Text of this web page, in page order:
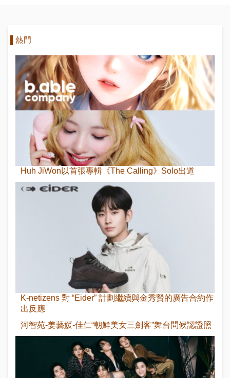
熱門
Huh JiWon以首張專輯《The Calling》Solo出道
K-netizens 對 “Eider” 計劃繼續與金秀賢的廣告合約作
出反應
河智苑-姜藝媛-佳仁“朝鮮美女三劍客”舞台問候認證照